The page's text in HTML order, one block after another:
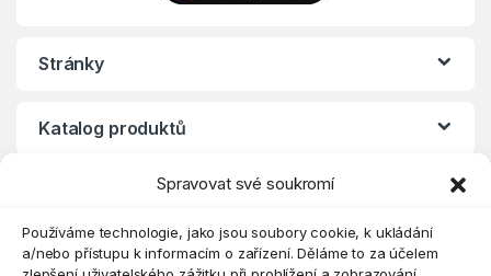
Spravovat své soukromí
Používáme technologie, jako jsou soubory cookie, k ukládání
a/nebo přístupu k informacím o zařízení. Děláme to za účelem
Stránky
Katalog produktů